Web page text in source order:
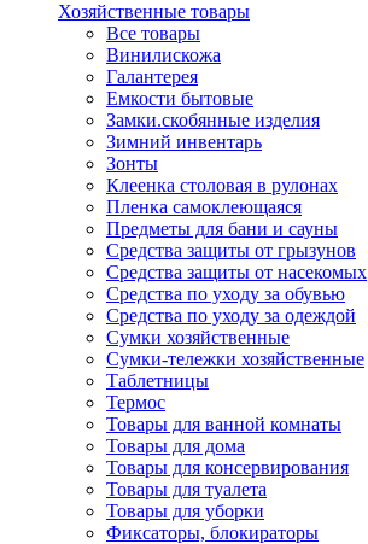
Хозяйственные товары
Все товары
Винилискожа
Галантерея
Емкости бытовые
Замки.скобянные изделия
Зимний инвентарь
Зонты
Клеенка столовая в рулонах
Пленка самоклеющаяся
Предметы для бани и сауны
Средства защиты от грызунов
Средства защиты от насекомых
Средства по уходу за обувью
Средства по уходу за одеждой
Сумки хозяйственные
Сумки-тележки хозяйственные
Таблетницы
Термос
Товары для ванной комнаты
Товары для дома
Товары для консервирования
Товары для туалета
Товары для уборки
Фиксаторы, блокираторы